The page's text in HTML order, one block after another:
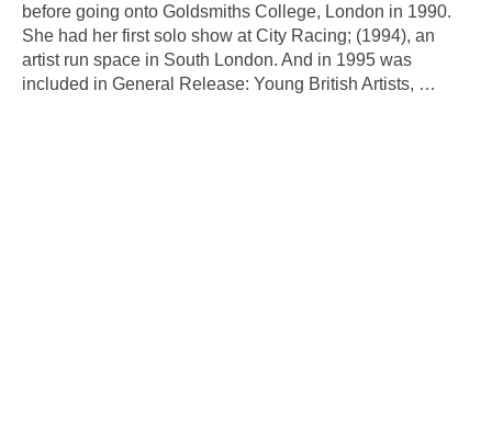
before going onto Goldsmiths College, London in 1990.
She had her first solo show at City Racing; (1994), an
artist run space in South London. And in 1995 was
included in General Release: Young British Artists, …